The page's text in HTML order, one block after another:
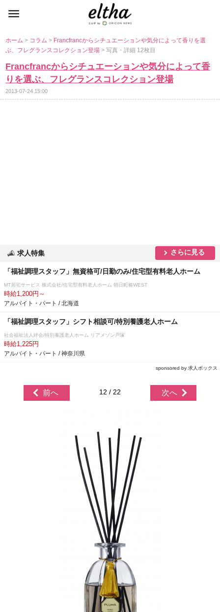
ホーム> コラム> Francfrancからシチュエーションや気分によって香りを選
ぶ、フレグランスコレクション登場> 写真・詳細 12枚目
Francfrancからシチュエーションや気分によって香
りを選ぶ、フレグランスコレクション登場
2013-07-24 15:00
求人特集 さらに見る
「福祉調理スタッフ」無資格可/日勤のみ/住宅型有料老人ホーム
MT居宅サービス 株式会社/住宅型有料老人ホーム 朝日町椿WEST
時給1,200円～
アルバイト・パート / 北海道
「福祉調理スタッフ」シフト相談可/特別養護老人ホーム
社会福祉法人絆会/特別養護老人ホーム リアメゾン戸塚
時給1,225円
アルバイト・パート / 神奈川県
sponsored by 求人ボックス
前へ 12 / 22 次へ